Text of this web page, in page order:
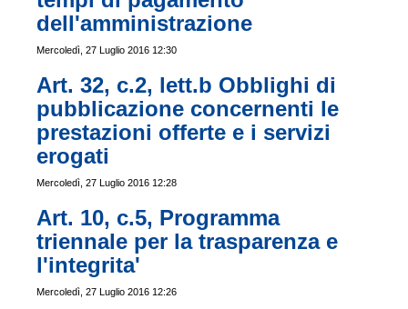
dell'amministrazione
Mercoledì, 27 Luglio 2016 12:30
Art. 32, c.2, lett.b Obblighi di
pubblicazione concernenti le
prestazioni offerte e i servizi
erogati
Mercoledì, 27 Luglio 2016 12:28
Art. 10, c.5, Programma
triennale per la trasparenza e
l'integrita'
Mercoledì, 27 Luglio 2016 12:26